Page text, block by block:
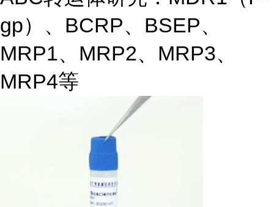
gp）、BCRP、BSEP、
MRP1、MRP2、MRP3、
MRP4等